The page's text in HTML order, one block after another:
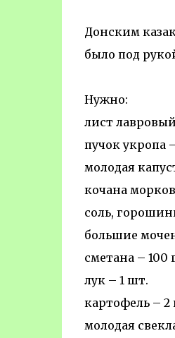
Донским
было под
Нужно:
лист
пучок укропа
молодая
кочана
соль,
большие
сметана – 100
лук – 1 шт.
картофель – 2
молодая